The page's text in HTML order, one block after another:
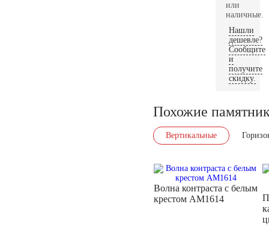
или
наличные.
Нашли
дешевле?
Сообщите
и
получите
скидку.
Похожие
Вертикальные
Волна контраста с белым
крестом AM1614